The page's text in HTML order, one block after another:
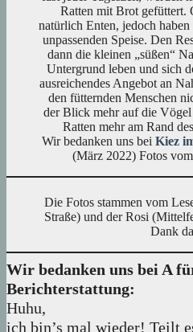
Ratten mit Brot gefüttert.
natürlich Enten, jedoch
unpassenden Speise. Den
dann die kleinen „süßen“
Untergrund leben und sich
ausreichendes Angebot an
den fütternden Menschen
der Blick mehr auf die
Ratten mehr am Rand
Wir bedanken uns bei Kiez
(März 2022) Fotos
Die Fotos stammen vom
Straße) und der Rosi
Dank
Wir bedanken uns bei A
Berichterstattung:
Huhu,
ich bin’s mal wieder! Teilt